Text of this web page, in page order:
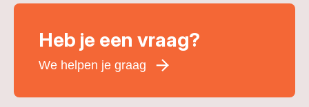
Heb je een vraag?
We helpen je graag